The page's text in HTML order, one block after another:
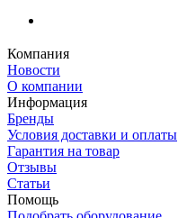
Компания
Новости
О компании
Информация
Бренды
Условия доставки и оплаты
Гарантия на товар
Отзывы
Статьи
Помощь